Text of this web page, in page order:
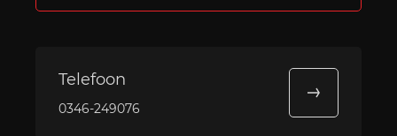
Telefoon
0346-249076